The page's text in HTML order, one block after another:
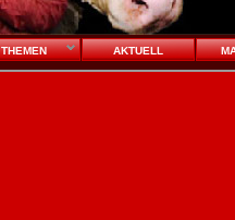
THEMEN AKTUELL